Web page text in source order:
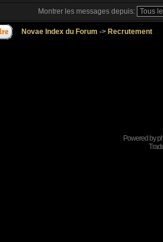
Montrer les messages depuis:
Novae Index du Forum -> Recrutement
Powered by